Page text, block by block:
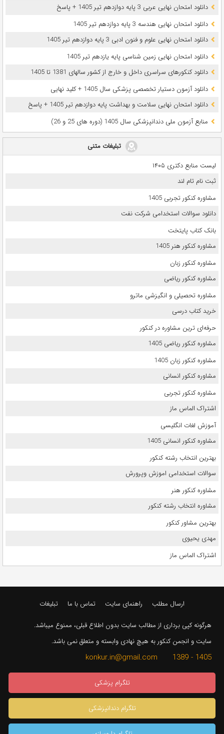
دانلود امتحان نهایی عربی 3 پایه دوازدهم تیر 1405 + پاسخ
دانلود امتحان نهایی هندسه 3 پایه دوازدهم تیر 1405
دانلود امتحان نهایی علوم و فنون ادبی 3 پایه دوازدهم تیر 1405
دانلود امتحان نهایی زمین شناسی پایه یازدهم تیر 1405
دانلود کنکورهای سراسری داخل و خارج از کشور سالهای 1381 تا 1405
دانلود آزمون دستیار تخصصی پزشکی سال 1405 + کلید نهایی
دانلود امتحان نهایی سلامت و بهداشت پایه دوازدهم تیر 1405 + پاسخ
ﻣﻨﺎﺑﻊ آزﻣﻮن ﻣﻠﯽ دندانپزشکی سال 1405 (دوره های 25 و 26)
تبلیغات متنی
لیست منابع دکتری ۱۴۰۵
ثبت نام تام لند
مشاوره کنکور تجربی 1405
دانلود سوالات استخدامی شرکت نفت
بانک کتاب پایتخت
مشاوره کنکور هنر 1405
مشاوره کنکور زبان
مشاوره کنکور ریاضی
مشاوره تحصیلی و انگیزشی ماترو
خرید کتاب درسی
حرفه‌ای ترین مشاوره در کنکور
مشاوره کنکور ریاضی 1405
مشاوره کنکور زبان 1405
مشاوره کنکور انسانی
مشاوره کنکور تجربی
اشتراک الماس ماز
آموزش لغات انگلیسی
مشاوره کنکور انسانی 1405
بهترین انتخاب رشته کنکور
سوالات استخدامی اموزش وپرورش
مشاوره کنکور هنر
مشاوره انتخاب رشته کنکور
بهترین مشاور کنکور
مهدی یحیوی
اشتراک الماس ماز
ارسال مطلب راهنمای سایت تماس با ما تبلیغات
هرگونه کپی برداری از مطالب سایت بدون اطلاع قبلی، ممنوع میباشد.
سایت و انجمن کنکور به هیچ نهادی وابسته و متعلق نمی باشد.
1405 - 1389 konkur.in@gmail.com
تلگرام پزشکی
تلگرام دندانپزشکی